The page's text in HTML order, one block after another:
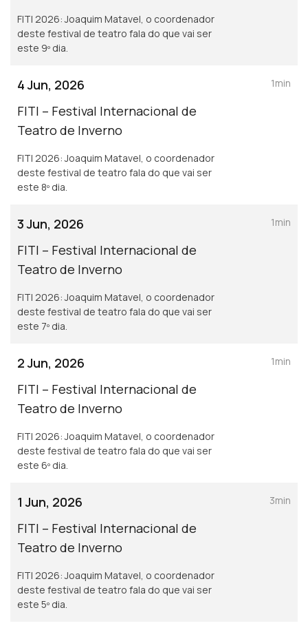
FITI 2026: Joaquim Matavel, o coordenador
deste festival de teatro fala do que vai ser
este 9º dia.
4 Jun, 2026
FITI – Festival Internacional de
Teatro de Inverno
FITI 2026: Joaquim Matavel, o coordenador
deste festival de teatro fala do que vai ser
este 8º dia.
1min
3 Jun, 2026
FITI – Festival Internacional de
Teatro de Inverno
FITI 2026: Joaquim Matavel, o coordenador
deste festival de teatro fala do que vai ser
este 7º dia.
1min
2 Jun, 2026
FITI – Festival Internacional de
Teatro de Inverno
FITI 2026: Joaquim Matavel, o coordenador
deste festival de teatro fala do que vai ser
este 6º dia.
1min
1 Jun, 2026
FITI – Festival Internacional de
Teatro de Inverno
FITI 2026: Joaquim Matavel, o coordenador
deste festival de teatro fala do que vai ser
este 5º dia.
3min